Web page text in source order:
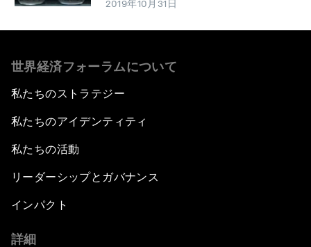
2019年10月31日
世界経済フォーラムについて
私たちのストラテジー
私たちのアイデンティティ
私たちの活動
リーダーシップとガバナンス
インパクト
詳細